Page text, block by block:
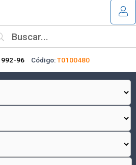
cupón de descuento?
96 Código:T0100480